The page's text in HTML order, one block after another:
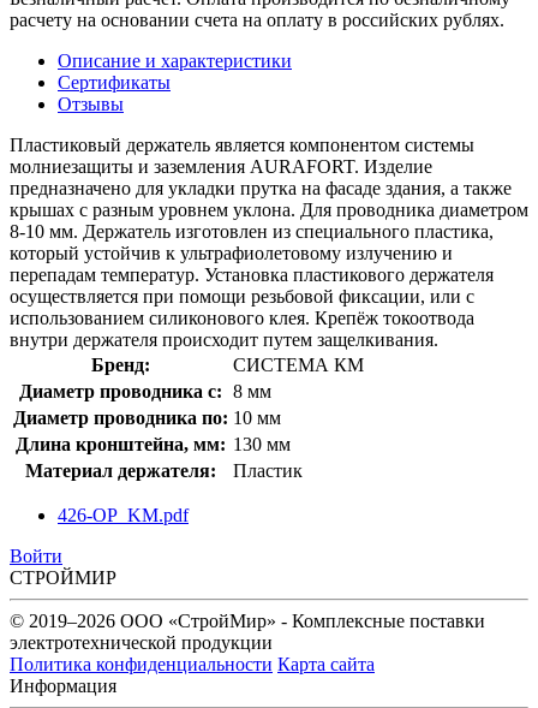
расчету на основании счета на оплату в российских рублях.
Описание и характеристики
Сертификаты
Отзывы
Пластиковый держатель является компонентом системы
молниезащиты и заземления AURAFORT. Изделие
предназначено для укладки прутка на фасаде здания, а также
крышах с разным уровнем уклона. Для проводника диаметром
8-10 мм. Держатель изготовлен из специального пластика,
который устойчив к ультрафиолетовому излучению и
перепадам температур. Установка пластикового держателя
осуществляется при помощи резьбовой фиксации, или с
использованием силиконового клея. Крепёж токоотвода
внутри держателя происходит путем защелкивания.
Бренд:
СИСТЕМА КМ
Диаметр проводника с: 8 мм
Диаметр проводника по: 10 мм
Длина кронштейна, мм: 130 мм
Материал держателя:
Пластик
426-OP_KM.pdf
Войти
СТРОЙМИР
© 2019–2026 ООО «СтройМир» - Комплексные поставки
электротехнической продукции
Политика конфиденциальности Карта сайта
Информация